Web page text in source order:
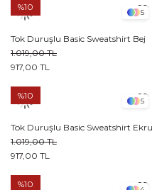
5
Tok Duruşlu Basic Sweatshirt Bej
917,00 TL
1.019,00 TL
%10
5
Tok Duruşlu Basic Sweatshirt Ekru
917,00 TL
1.019,00 TL
%10
%10